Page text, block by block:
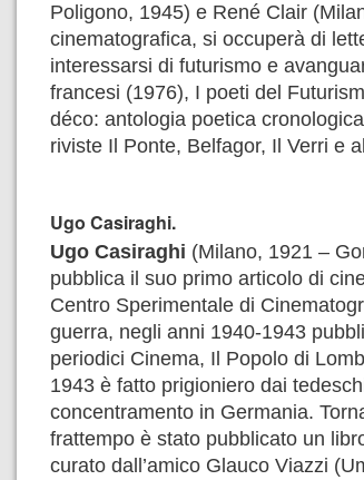
Poligono, 1945) e René Clair
cinematografica, si occuperà di
interessarsi di futurismo e
francesi (1976), I poeti del
déco: antologia poetica
riviste Il Ponte, Belfagor, Il Verri e
Ugo Casiraghi.
Ugo Casiraghi (Milano, 1921 –
pubblica il suo primo articolo di
Centro Sperimentale di
guerra, negli anni 1940-1943
periodici Cinema, Il Popolo di
1943 è fatto prigioniero dai
concentramento in Germania.
frattempo è stato pubblicato un
curato dall’amico Glauco Viazzi